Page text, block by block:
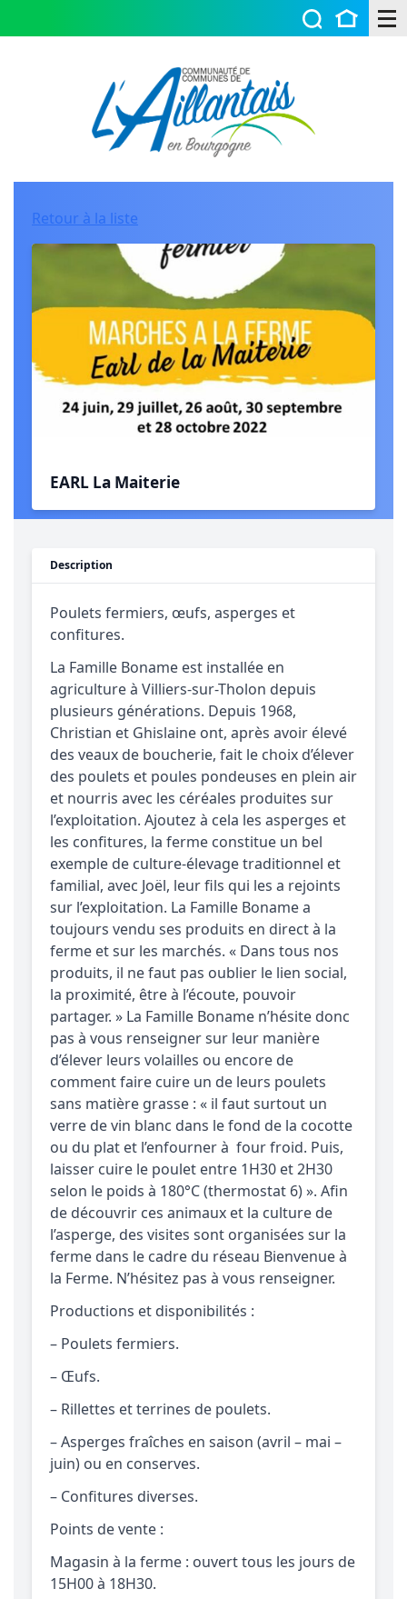
Retour à la liste
EARL La Maiterie
Description
Poulets fermiers, œufs, asperges et
confitures.
La Famille Boname est installée en
agriculture à Villiers-sur-Tholon depuis
plusieurs générations. Depuis 1968,
Christian et Ghislaine ont, après avoir élevé
des veaux de boucherie, fait le choix d’élever
des poulets et poules pondeuses en plein air
et nourris avec les céréales produites sur
l’exploitation. Ajoutez à cela les asperges et
les confitures, la ferme constitue un bel
exemple de culture-élevage traditionnel et
familial, avec Joël, leur fils qui les a rejoints
sur l’exploitation. La Famille Boname a
toujours vendu ses produits en direct à la
ferme et sur les marchés. « Dans tous nos
produits, il ne faut pas oublier le lien social,
la proximité, être à l’écoute, pouvoir
partager. » La Famille Boname n’hésite donc
pas à vous renseigner sur leur manière
d’élever leurs volailles ou encore de
comment faire cuire un de leurs poulets
sans matière grasse : « il faut surtout un
verre de vin blanc dans le fond de la cocotte
ou du plat et l’enfourner à four froid. Puis,
laisser cuire le poulet entre 1H30 et 2H30
selon le poids à 180°C (thermostat 6) ». Afin
de découvrir ces animaux et la culture de
l’asperge, des visites sont organisées sur la
ferme dans le cadre du réseau Bienvenue à
la Ferme. N’hésitez pas à vous renseigner.
Productions et disponibilités :
– Poulets fermiers.
– Œufs.
– Rillettes et terrines de poulets.
– Asperges fraîches en saison (avril – mai –
juin) ou en conserves.
– Confitures diverses.
Points de vente :
Magasin à la ferme : ouvert tous les jours de
15H00 à 18H30.